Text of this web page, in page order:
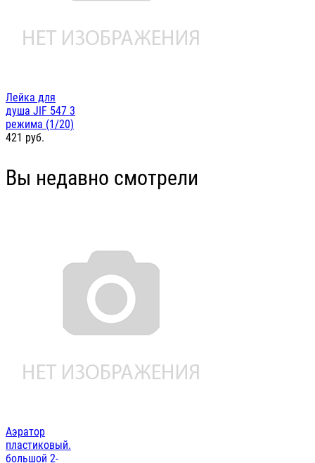
Лейка для
душа JIF 547 3
режима (1/20)
421 руб.
Вы недавно смотрели
Аэратор
пластиковый.
большой 2-